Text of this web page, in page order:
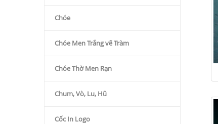
Chóe
Chóe Men Trắng vẽ Tràm
Chóe Thờ Men Rạn
Chum, Vò, Lu, Hũ
Cốc In Logo